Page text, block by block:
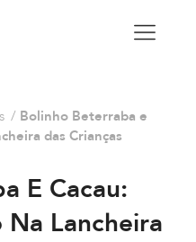
/ Bolinho Beterraba e
das Crianças
E Cacau:
Lancheira